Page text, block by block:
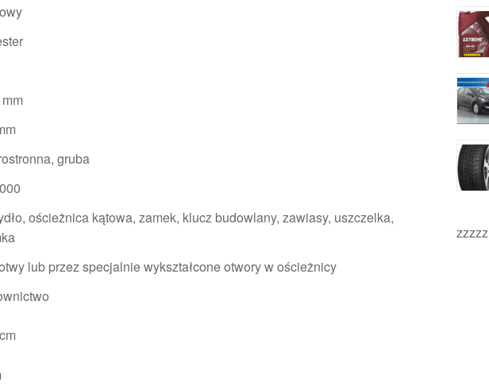
gruba
ościeżnica kątowa, zamek, klucz budowlany, zawiasy, uszczelka,
lub przez specjalnie wykształcone otwory w ościeżnicy
zzzzz